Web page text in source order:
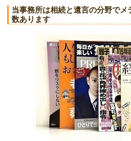
当事務所は相続と遺言の分野でメ
数あります